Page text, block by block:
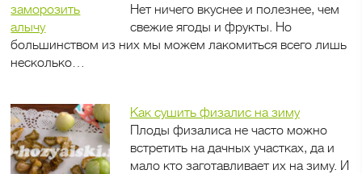
Нет ничего вкуснее и полезнее, чем
свежие ягоды и фрукты. Но
большинством из них мы можем лакомиться всего лишь
несколько…
Как сушить физалис на зиму
Плоды физалиса не часто можно
встретить на дачных участках, да и
мало кто заготавливает их на зиму. И